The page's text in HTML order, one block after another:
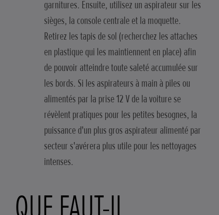
garnitures. Ensuite, utilisez un aspirateur sur les
sièges, la console centrale et la moquette.
Retirez les tapis de sol (recherchez les attaches
en plastique qui les maintiennent en place) afin
de pouvoir atteindre toute saleté accumulée sur
les bords. Si les aspirateurs à main à piles ou
alimentés par la prise 12 V de la voiture se
révèlent pratiques pour les petites besognes, la
puissance d'un plus gros aspirateur alimenté par
secteur s'avérera plus utile pour les nettoyages
intenses.